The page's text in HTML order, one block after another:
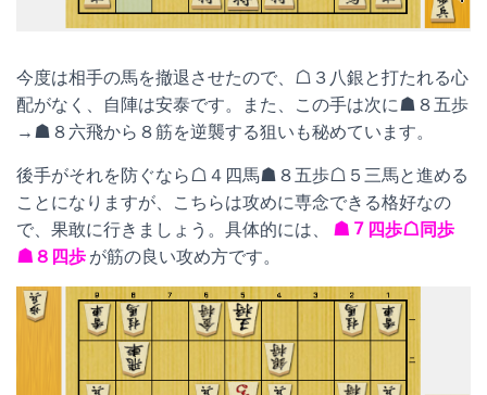
今度は相手の馬を撤退させたので、☖３八銀と打たれる心
配がなく、自陣は安泰です。また、この手は次に☗８五歩
→☗８六飛から８筋を逆襲する狙いも秘めています。
後手がそれを防ぐなら☖４四馬☗８五歩☖５三馬と進める
ことになりますが、こちらは攻めに専念できる格好なの
で、果敢に行きましょう。具体的には、
☗７四歩☖同歩
☗８四歩 が筋の良い攻め方です。